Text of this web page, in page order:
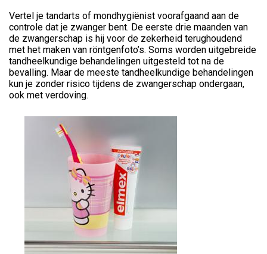
Vertel je tandarts of mondhygiënist voorafgaand aan de
controle dat je zwanger bent. De eerste drie maanden van
de zwangerschap is hij voor de zekerheid terughoudend
met het maken van röntgenfoto’s. Soms worden uitgebreide
tandheelkundige behandelingen uitgesteld tot na de
bevalling. Maar de meeste tandheelkundige behandelingen
kun je zonder risico tijdens de zwangerschap ondergaan,
ook met verdoving.